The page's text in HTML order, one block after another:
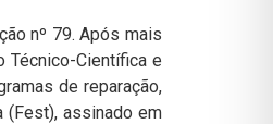
nº 79. Após mais
Técnico-Científica e
de reparação,
(Fest), assinado em